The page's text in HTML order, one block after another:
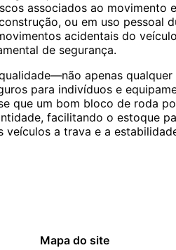
associados ao
ou em uso pessoal
acidentais do
de segurança.
apenas
para indivíduos e
que um bom bloco de roda
facilitando o estoque
a trava e a
Mapa do site